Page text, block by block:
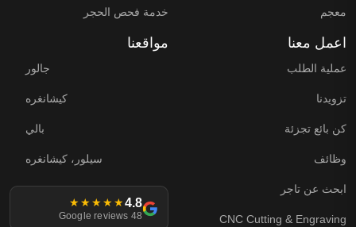
معجم خدمة فحص الحجر
اعمل معنا
عملية الطلب
تزويدنا
كن بائع تجزئة
وظائف
ابحث عن تاجر
CNC Cutting & Engraving
مواقعنا
جالور
كيشانغره
بالي
سيلور، كيشانغره
4.8
★★★★★
48 Google reviews